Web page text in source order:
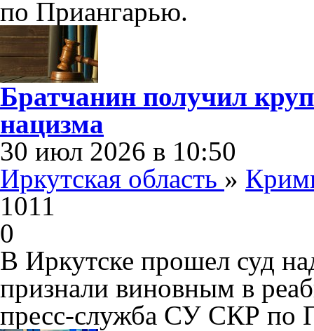
по Приангарью.
Братчанин получил
нацизма
30 июл 2026 в 10:50
Иркутская область »
1011
0
В Иркутске прошел суд
признали виновным в
пресс-служба СУ СКР по